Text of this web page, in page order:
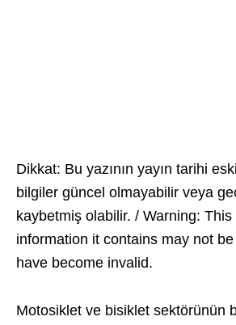
Dikkat: Bu yazının yayın tarihi
bilgiler güncel olmayabilir veya
kaybetmiş olabilir. / Warning:
information it contains may not
have become invalid.
Motosiklet ve bisiklet sektörünün